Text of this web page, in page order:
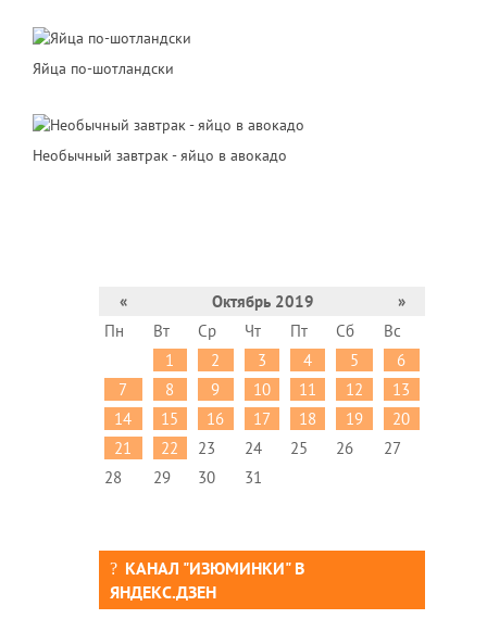
Яйца по-шотландски
Необычный завтрак - яйцо в авокадо
« Октябрь 2019
»
Пн
Вт Ср Чт Пт Сб
Вс
1
2 3 4 5
6
7
8 9 10 11 12
13
14
15 16 17 18 19
20
21
22 23 24 25 26
27
28
29 30 31
КАНАЛ "ИЗЮМИНКИ" В
ЯНДЕКС.ДЗЕН